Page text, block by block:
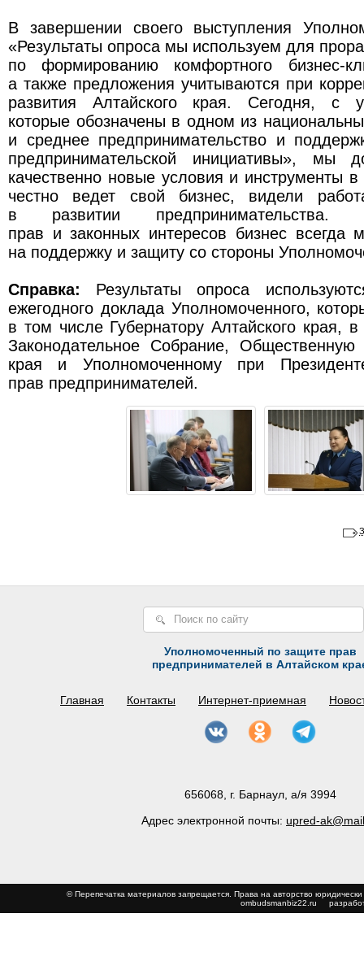
В завершении своего выступления
«Результаты опроса мы используем для
по формированию комфортного бизнес-
а также предложения учитываются при
развития Алтайского края. Сегодня, с
которые обозначены в одном из
и среднее предпринимательство и
предпринимательской инициативы», мы
качественно новые условия и инструменты
честно ведет свой бизнес, видели
в развитии
прав и законных интересов бизнес всегда
на поддержку и защиту со стороны
Справка: Результаты опроса
ежегодного доклада Уполномоченного,
в том числе Губернатору Алтайского края,
Законодательное Собрание, Общественную
края и Уполномоченному при
прав предпринимателей.
Уполномоченный по защите прав
предпринимателей в Алтайском
Главная Контакты Интернет-приемная
656068, г. Барнаул, а/я 3994
Адрес электронной почты: upred-
© Перепечатка материалов запрещается. Права на авторство
ombudsmanbiz22.ru